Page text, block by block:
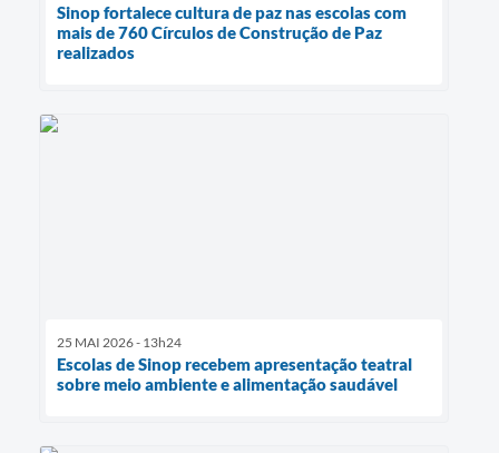
Sinop fortalece cultura de paz nas escolas com
mais de 760 Círculos de Construção de Paz
realizados
25 MAI 2026 - 13h24
Escolas de Sinop recebem apresentação teatral
sobre meio ambiente e alimentação saudável